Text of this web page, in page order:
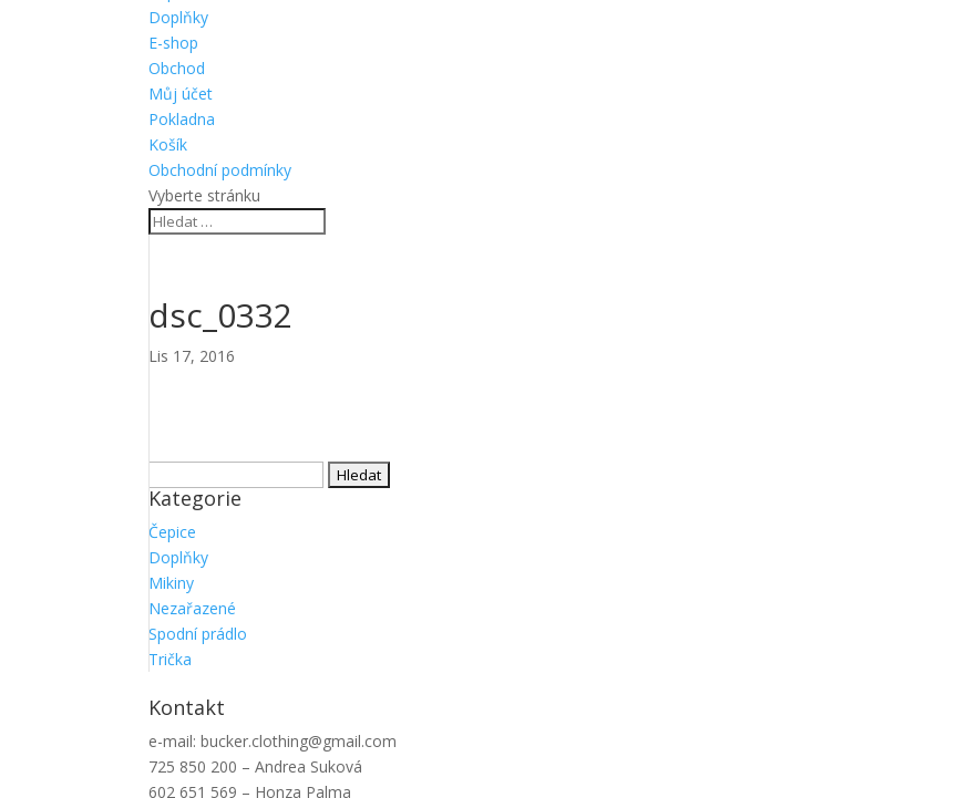
Doplňky
E-shop
Obchod
Můj účet
Pokladna
Košík
Obchodní podmínky
Vyberte stránku
dsc_0332
Lis 17, 2016
Kategorie
Čepice
Doplňky
Mikiny
Nezařazené
Spodní prádlo
Trička
Kontakt
e-mail: bucker.clothing@gmail.com
725 850 200 – Andrea Suková
602 651 569 – Honza Palma